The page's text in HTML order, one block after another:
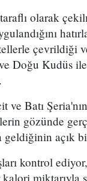
olarak
çevrildiği
Doğu Kudüs
ve Batı
gözünde
açık
kontrol
miktarıyla